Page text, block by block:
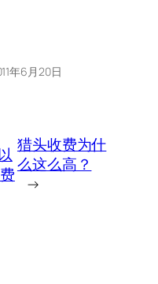
年6月20日
猎头收费为什
么这么高？
→